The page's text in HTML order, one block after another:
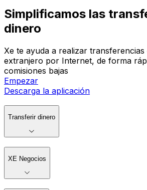
Simplificamos las
dinero
Xe te ayuda a realizar transferencias
extranjero por Internet, de forma
comisiones bajas
Empezar
Descarga la aplicación
Transferir dinero
XE Negocios